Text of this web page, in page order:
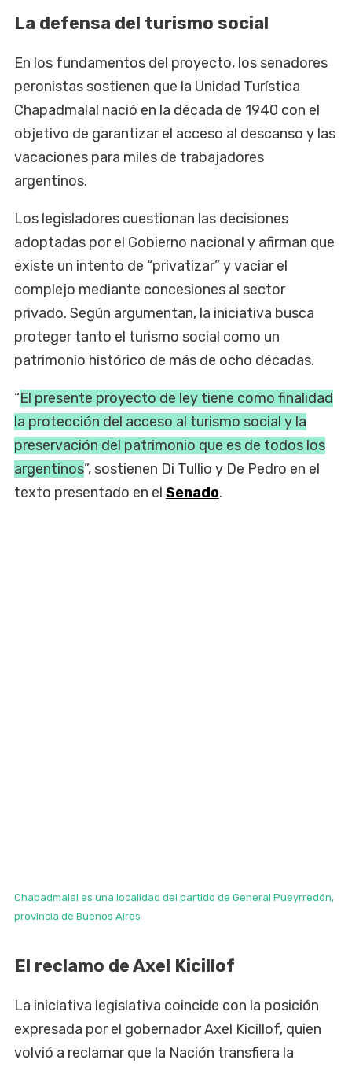
La defensa del turismo social
En los fundamentos del proyecto, los senadores
peronistas sostienen que la Unidad Turística
Chapadmalal nació en la década de 1940 con el
objetivo de garantizar el acceso al descanso y las
vacaciones para miles de trabajadores
argentinos.
Los legisladores cuestionan las decisiones
adoptadas por el Gobierno nacional y afirman que
existe un intento de “privatizar” y vaciar el
complejo mediante concesiones al sector
privado. Según argumentan, la iniciativa busca
proteger tanto el turismo social como un
patrimonio histórico de más de ocho décadas.
“El presente proyecto de ley tiene como finalidad
la protección del acceso al turismo social y la
preservación del patrimonio que es de todos los
argentinos”, sostienen Di Tullio y De Pedro en el
texto presentado en el Senado.
Chapadmalal es una localidad del partido de General Pueyrredón,
provincia de Buenos Aires
El reclamo de Axel Kicillof
La iniciativa legislativa coincide con la posición
expresada por el gobernador Axel Kicillof, quien
volvió a reclamar que la Nación transfiera la